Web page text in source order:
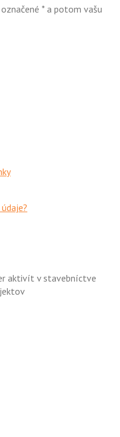
* a potom vašu
aktivít v stavebníctve